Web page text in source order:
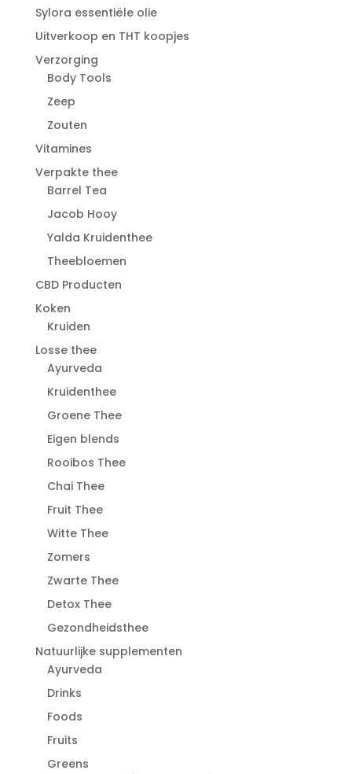
Sylora essentiële olie
Uitverkoop en THT koopjes
Verzorging
Body Tools
Zeep
Zouten
Vitamines
Verpakte thee
Barrel Tea
Jacob Hooy
Yalda Kruidenthee
Theebloemen
CBD Producten
Koken
Kruiden
Losse thee
Ayurveda
Kruidenthee
Groene Thee
Eigen blends
Rooibos Thee
Chai Thee
Fruit Thee
Witte Thee
Zomers
Zwarte Thee
Detox Thee
Gezondheidsthee
Natuurlijke supplementen
Ayurveda
Drinks
Foods
Fruits
Greens